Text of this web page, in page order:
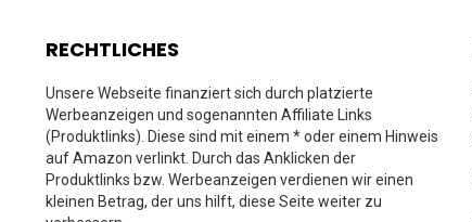
RECHTLICHES
Unsere Webseite finanziert sich durch platzierte
Werbeanzeigen und sogenannten Affiliate Links
(Produktlinks). Diese sind mit einem * oder einem Hinweis
auf Amazon verlinkt. Durch das Anklicken der
Produktlinks bzw. Werbeanzeigen verdienen wir einen
kleinen Betrag, der uns hilft, diese Seite weiter zu